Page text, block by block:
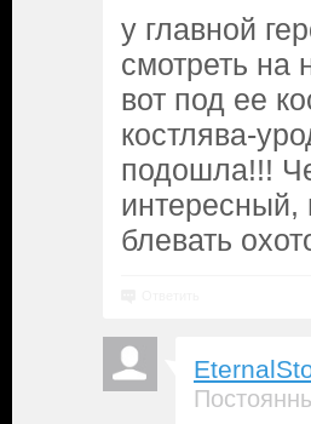
у главной
смотреть на
вот под ее
костлява-
подошла!!!
интересный,
блевать